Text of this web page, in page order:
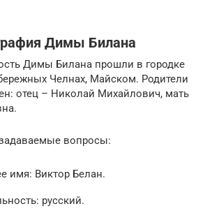
Димы Билана
Димы Билана прошли в городке
Челнах, Майском. Родители
отец – Николай Михайлович, мать
вопросы:
имя: Виктор Белан.
русский.